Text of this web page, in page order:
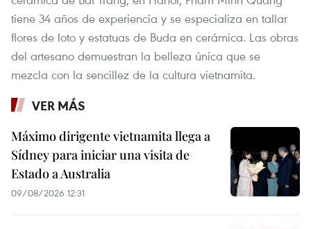
tiene 34 años de experiencia y se especializa en tallar
flores de loto y estatuas de Buda en cerámica. Las obras
del artesano demuestran la belleza única que se
mezcla con la sencillez de la cultura vietnamita.
VER MÁS
Máximo dirigente vietnamita llega a
Sídney para iniciar una visita de
Estado a Australia
09/08/2026 12:31